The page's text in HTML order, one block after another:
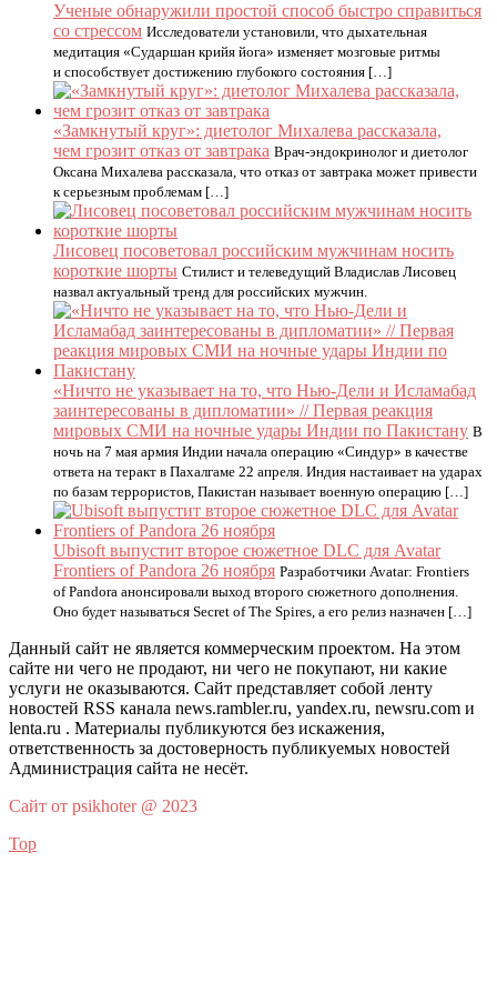
Ученые обнаружили простой способ быстро справиться
со стрессом Исследователи установили, что дыхательная
медитация «Сударшан крийя йога» изменяет мозговые ритмы
и способствует достижению глубокого состояния […]
«Замкнутый круг»: диетолог Михалева рассказала,
чем грозит отказ от завтрака Врач-эндокринолог и диетолог
Оксана Михалева рассказала, что отказ от завтрака может привести
к серьезным проблемам […]
Лисовец посоветовал российским мужчинам носить
короткие шорты Стилист и телеведущий Владислав Лисовец
назвал актуальный тренд для российских мужчин.
«Ничто не указывает на то, что Нью-Дели и Исламабад
заинтересованы в дипломатии» // Первая реакция
мировых СМИ на ночные удары Индии по Пакистану В
ночь на 7 мая армия Индии начала операцию «Синдур» в качестве
ответа на теракт в Пахалгаме 22 апреля. Индия настаивает на ударах
по базам террористов, Пакистан называет военную операцию […]
Ubisoft выпустит второе сюжетное DLC для Avatar
Frontiers of Pandora 26 ноября Разработчики Avatar: Frontiers
of Pandora анонсировали выход второго сюжетного дополнения.
Оно будет называться Secret of The Spires, а его релиз назначен […]
Данный сайт не является коммерческим проектом. На этом
сайте ни чего не продают, ни чего не покупают, ни какие
услуги не оказываются. Сайт представляет собой ленту
новостей RSS канала news.rambler.ru, yandex.ru, newsru.com и
lenta.ru . Материалы публикуются без искажения,
ответственность за достоверность публикуемых новостей
Администрация сайта не несёт.
Сайт от psikhoter @ 2023
Top